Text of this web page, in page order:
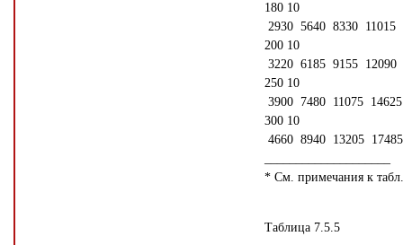
180 10
2930 5640 8330 11015
200 10
3220 6185 9155 12090
250 10
3900 7480 11075
300 10
4660 8940 13205
* См. примечания к
Таблица 7.5.5